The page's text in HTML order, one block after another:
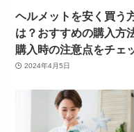
ヘルメットを安く買う
は？おすすめの購入方
購入時の注意点をチェ
2024年4月5日